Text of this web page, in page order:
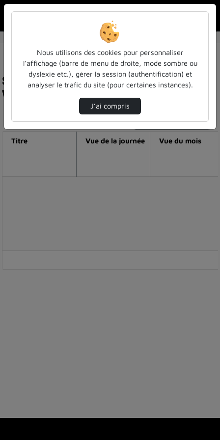
Statistiques de visualisation de la vidéo
Vieillissement : un mouvement perpétuel
Modifier la période de visualisation
Titre Vue de la journée Vue du mois
Nous utilisons des cookies pour personnaliser
l’affichage (barre de menu de droite, mode sombre ou
dyslexie etc.), gérer la session (authentification) et
analyser le trafic du site (pour certaines instances).
J’ai compris